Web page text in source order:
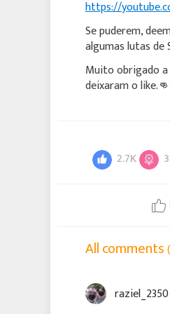
https://
Se puderem,
algumas lutas de
Muito obrigado a
deixaram o
2.7K 3
All comments
raziel_2350